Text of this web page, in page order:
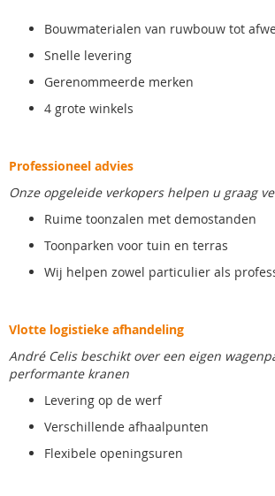
Bouwmaterialen van ruwbouw tot
Snelle levering
Gerenommeerde merken
4 grote winkels
Professioneel advies
Onze opgeleide verkopers helpen u graag
Ruime toonzalen met demostanden
Toonparken voor tuin en terras
Wij helpen zowel particulier als
Vlotte logistieke afhandeling
André Celis beschikt over een eigen
performante kranen
Levering op de werf
Verschillende afhaalpunten
Flexibele openingsuren